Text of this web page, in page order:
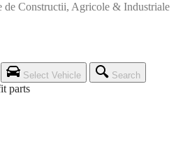
de Constructii, Agricole & Industriale
Select Vehicle Search
parts